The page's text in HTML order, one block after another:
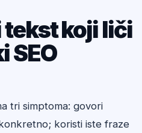
koji liči
SEO
tri simptoma: govori
koristi iste fraze